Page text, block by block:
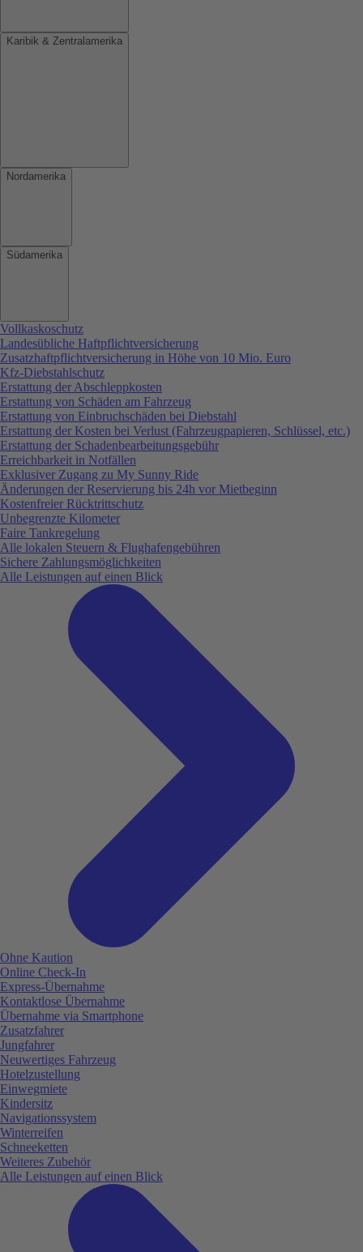
Karibik & Zentralamerika
Nordamerika
Südamerika
Vollkaskoschutz
Landesübliche Haftpflichtversicherung
Zusatzhaftpflichtversicherung in Höhe von 10 Mio. Euro
Kfz-Diebstahlschutz
Erstattung der Abschleppkosten
Erstattung von Schäden am Fahrzeug
Erstattung von Einbruchschäden bei Diebstahl
Erstattung der Kosten bei Verlust (Fahrzeugpapieren, Schlüssel, etc.)
Erstattung der Schadenbearbeitungsgebühr
Erreichbarkeit in Notfällen
Exklusiver Zugang zu My Sunny Ride
Änderungen der Reservierung bis 24h vor Mietbeginn
Kostenfreier Rücktrittschutz
Unbegrenzte Kilometer
Faire Tankregelung
Alle lokalen Steuern & Flughafengebühren
Sichere Zahlungsmöglichkeiten
Alle Leistungen auf einen Blick
Ohne Kaution
Online Check-In
Express-Übernahme
Kontaktlose Übernahme
Übernahme via Smartphone
Zusatzfahrer
Jungfahrer
Neuwertiges Fahrzeug
Hotelzustellung
Einwegmiete
Kindersitz
Navigationssystem
Winterreifen
Schneeketten
Weiteres Zubehör
Alle Leistungen auf einen Blick